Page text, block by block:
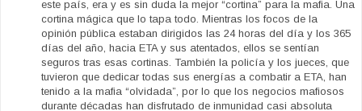
este país, era y es sin duda la mejor “cortina” para la mafia. Una
cortina mágica que lo tapa todo. Mientras los focos de la
opinión pública estaban dirigidos las 24 horas del día y los 365
días del año, hacia ETA y sus atentados, ellos se sentían
seguros tras esas cortinas. También la policía y los jueces, que
tuvieron que dedicar todas sus energías a combatir a ETA, han
tenido a la mafia “olvidada”, por lo que los negocios mafiosos
durante décadas han disfrutado de inmunidad casi absoluta